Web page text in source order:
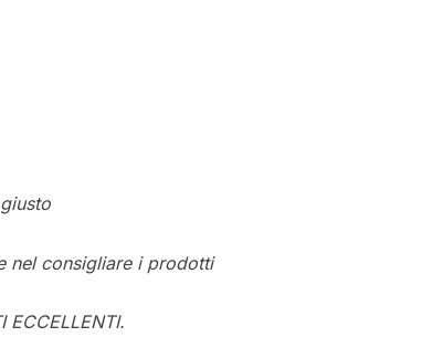
nel consigliare i prodotti
ECCELLENTI.